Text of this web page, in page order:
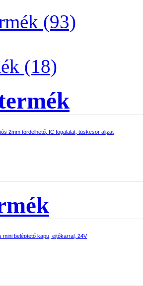
(93)
(18)
2mm tördelhető, IC fogalalat, tüskesor aljzat
beléptető kapu, ejtőkarral, 24V